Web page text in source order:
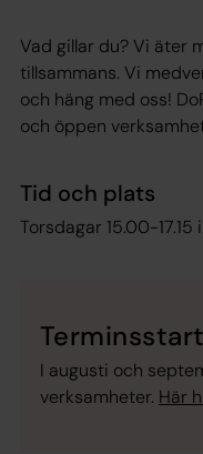
Vad gillar du? Vi äter
tillsammans. Vi
och häng med oss!
och öppen
Tid och plats
Torsdagar 15.00-17.15
I augusti och
verksamheter. Här